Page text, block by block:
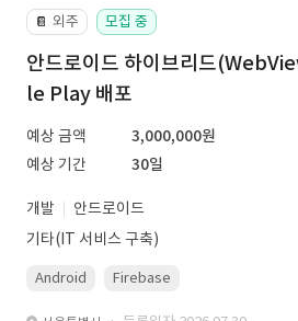
📔 외주 모집 중
안드로이드 하이브리드
le Play 배포
예상 금액
3,000,000원
예상 기간
30일
개발
안드로이드
기타(IT 서비스 구축)
Android Firebase